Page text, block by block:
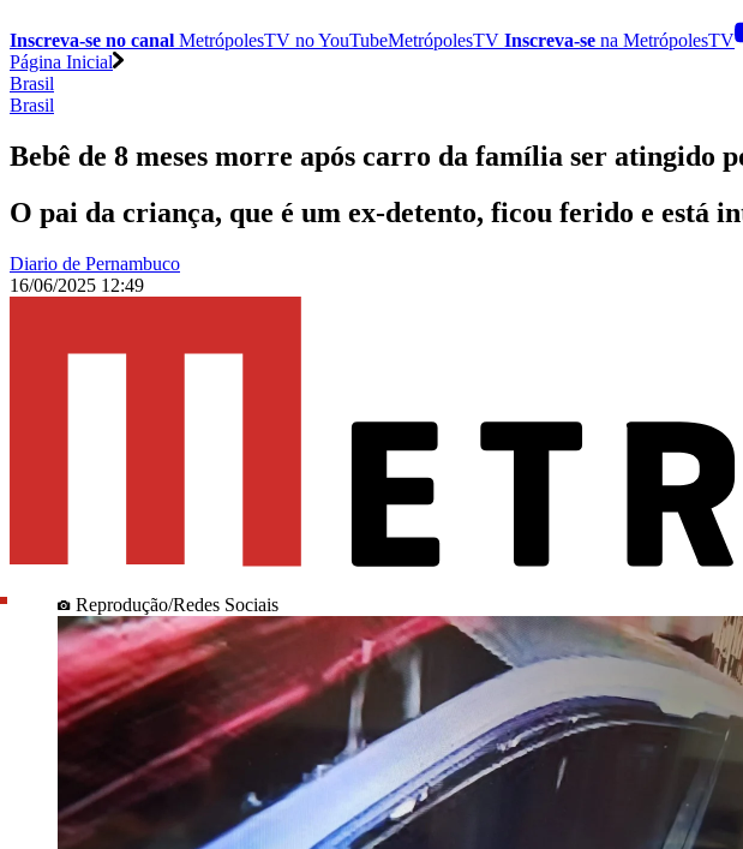
Inscreva-se no canal MetrópolesTV noYouTubeMetrópolesTV Inscreva-se na MetrópolesTV
Página Inicial
Brasil
Brasil
Bebê de 8 meses morre após carro da família ser atingido
O pai da criança, que é um ex-detento, ficou ferido e
Diario de Pernambuco
16/06/2025 12:49
Reprodução/Redes Sociais